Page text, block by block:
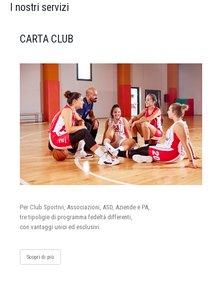
I nostri servizi
CARTA CLUB
Per Club Sportivi, Associazioni, ASD, Aziende e PA,
tre tipoligie di programma fedeltà differenti,
con vantaggi unici ed esclusivi.
Scopri di più